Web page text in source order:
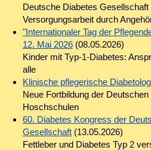
Deutsche Diabetes
Versorgungsarbeit durch
"Internationaler Tag der
12. Mai 2026(08.05.2026)
Kinder mit Typ-1-Diabetes:
alle
Klinische pflegerische
Neue Fortbildung der
Hoschschulen
60. Diabetes Kongress der
Gesellschaft(13.05.2026)
Fettleber und Diabetes Typ 2